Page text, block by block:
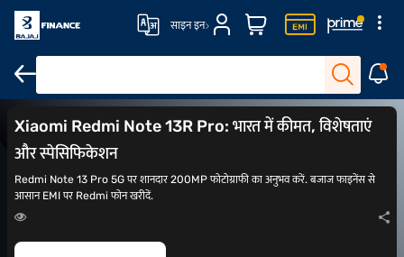
साइन इन
सर्वश्रेष्ठ कैमरा फोन ₹20,000 के अंदर मोबाइल ₹30,000 के अंदर मोबाइल फोन
Xiaomi Redmi Note 13R Pro: भारत में कीमत, विशेषताएं
और स्पेसिफिकेशन
Redmi Note 13 Pro 5G पर शानदार 200MP फोटोग्राफी का अनुभव करें. बजाज फाइनेंस से
आसान EMI पर Redmi फोन खरीदें.